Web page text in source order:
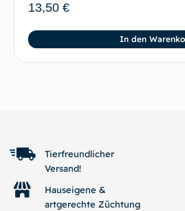
13,50 €
In den
Tierfreundlicher
Versand!
Hauseigene &
artgerechte Züchtung